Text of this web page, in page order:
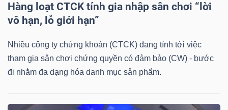
Hàng loạt CTCK tính gia nhập sân chơi “lời
vô hạn, lỗ giới hạn”
Nhiều công ty chứng khoán (CTCK) đang tính tới việc
tham gia sân chơi chứng quyền có đảm bảo (CW) - bước
đi nhằm đa dạng hóa danh mục sản phẩm.
Tin
tức
viết